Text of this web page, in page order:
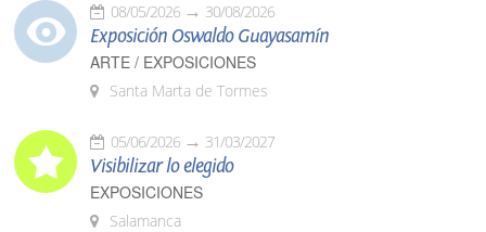
08/05/2026 30/08/2026
Exposición Oswaldo Guayasamín
ARTE / EXPOSICIONES
Santa Marta de Tormes
05/06/2026 31/03/2027
Visibilizar lo elegido
EXPOSICIONES
Salamanca